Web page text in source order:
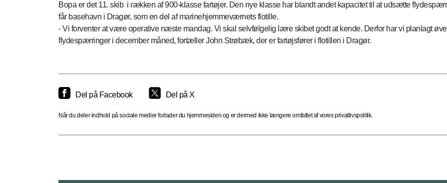
Bopa er det 11. skib i rækken af 900-klasse fartøjer. Den nye klasse har blandt andet kapacitet til at udsætte
får basehavn i Dragør, som en del af marinehjemmeværnets flotille.
- Vi forventer at være operative næste mandag. Vi skal selvfølgelig lære skibet godt at kende. Derfor har vi planlagt
flydespærringer i december måned, fortæller John Strøbæk, der er fartøjsfører i flotillen i Dragør.
Del på Facebook Del på X
Når du deler indhold på sociale medier forlader du hjemmesiden og er dermed ikke længere omfattet af vores privatlivspolitik.